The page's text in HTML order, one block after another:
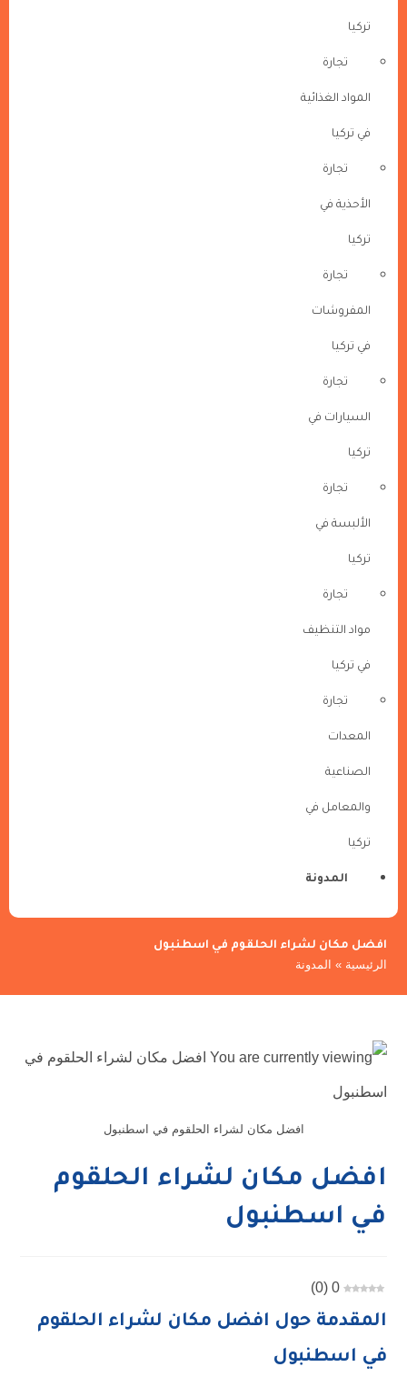
تركيا
تجارة
المواد الغذائية
في تركيا
تجارة
الأحذية في
تركيا
تجارة
المفروشات
في تركيا
تجارة
السيارات في
تركيا
تجارة
الألبسة في
تركيا
تجارة
مواد التنظيف
في تركيا
تجارة
المعدات
الصناعية
والمعامل في
تركيا
المدونة
افضل مكان لشراء الحلقوم في اسطنبول
الرئيسية» المدونة
افضل مكان لشراء الحلقوم في اسطنبول
افضل مكان لشراء الحلقوم
في اسطنبول
0
(
0
)
المقدمة حول افضل مكان لشراء الحلقوم
في اسطنبول